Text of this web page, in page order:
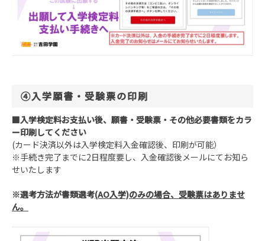
④入学願書・受験票の印刷
■入学検定料お支払い後、願書・受験票・その他必要書類をカラ
ー印刷してください
(カード決済以外は入学検定料入金確認後、印刷が可能）
※手続き完了までに2日程度要し、入金確認後メールにてお知ら
せいたします
※選考方法が書類選考(AO入学)のみの場合、受験票はありませ
ん。